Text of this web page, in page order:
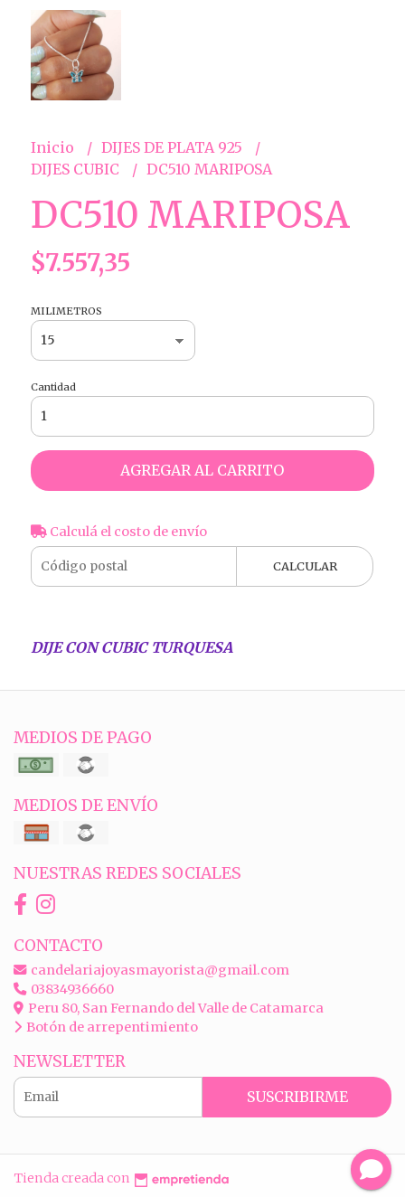
Inicio
DIJES DE PLATA 925
DIJES CUBIC
DC510 MARIPOSA
DC510 MARIPOSA
$7.557,35
MILIMETROS
Cantidad
AGREGAR AL CARRITO
Calculá el costo de envío
CALCULAR
DIJE CON CUBIC TURQUESA
MEDIOS DE PAGO
MEDIOS DE ENVÍO
NUESTRAS REDES SOCIALES
CONTACTO
candelariajoyasmayorista@gmail.com
03834936660
Peru 80, San Fernando del Valle de Catamarca
Botón de arrepentimiento
NEWSLETTER
SUSCRIBIRME
Tienda creada con